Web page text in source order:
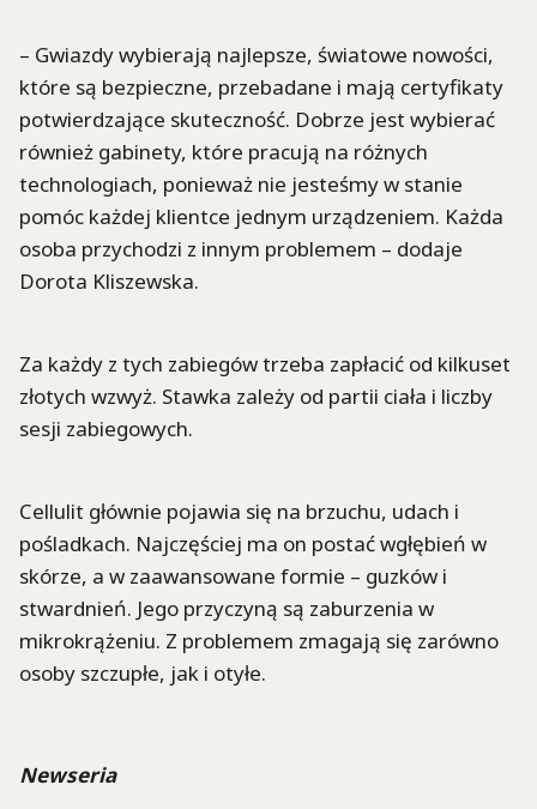
– Gwiazdy wybierają najlepsze, światowe nowości,
które są bezpieczne, przebadane i mają certyfikaty
potwierdzające skuteczność. Dobrze jest wybierać
również gabinety, które pracują na różnych
technologiach, ponieważ nie jesteśmy w stanie
pomóc każdej klientce jednym urządzeniem. Każda
osoba przychodzi z innym problemem – dodaje
Dorota Kliszewska.
Za każdy z tych zabiegów trzeba zapłacić od kilkuset
złotych wzwyż. Stawka zależy od partii ciała i liczby
sesji zabiegowych.
Cellulit głównie pojawia się na brzuchu, udach i
pośladkach. Najczęściej ma on postać wgłębień w
skórze, a w zaawansowane formie – guzków i
stwardnień. Jego przyczyną są zaburzenia w
mikrokrążeniu. Z problemem zmagają się zarówno
osoby szczupłe, jak i otyłe.
Newseria